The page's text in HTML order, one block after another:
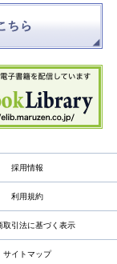
採用情報
利用規約
取引法に基づく表示
サイトマップ